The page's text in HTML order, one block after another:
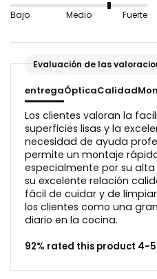
ondulados o el papel
de la aplicación.
Bajo Medio Fuerte
Evaluación de las
entregaÓpticaCalidad
Los clientes valoran la
superficies lisas y la
necesidad de ayuda
permite un montaje
especialmente por su
su excelente relación
fácil de cuidar y de
los clientes como una
diario en la cocina.
92% rated this product 4-